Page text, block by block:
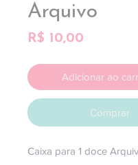
Arquivo
R$ 10,00
Adicionar ao
Comprar
Caixa para 1 doce